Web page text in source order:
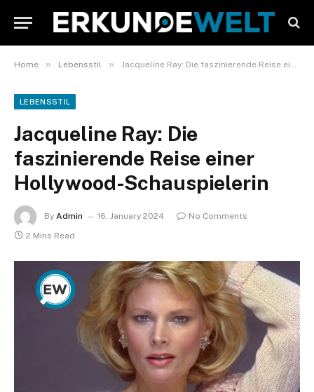
Home » Lebensstil » Jacqueline Ray: Die faszinierende Reise einer Hollywood-Schauspielerin
LEBENSSTIL
Jacqueline Ray: Die
faszinierende Reise einer
Hollywood-Schauspielerin
By Admin 16. January 2024
No Comments
2 Mins Read